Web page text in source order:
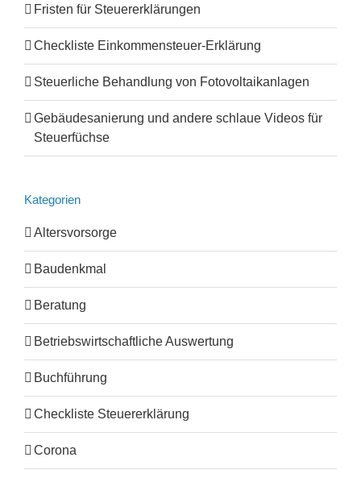
Fristen für Steuererklärungen
Checkliste Einkommensteuer-Erklärung
Steuerliche Behandlung von Fotovoltaikanlagen
Gebäudesanierung und andere schlaue Videos für
Steuerfüchse
Kategorien
Altersvorsorge
Baudenkmal
Beratung
Betriebswirtschaftliche Auswertung
Buchführung
Checkliste Steuererklärung
Corona